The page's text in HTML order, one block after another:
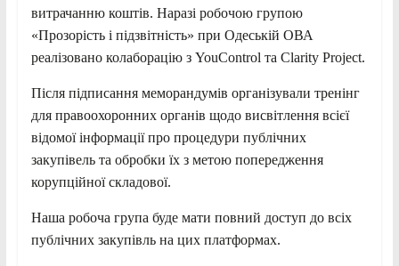
витрачанню коштів. Наразі робочою групою
«Прозорість і підзвітність» при Одеській ОВА
реалізовано колаборацію з YouControl та Clarity Project.
Після підписання меморандумів організували тренінг
для правоохоронних органів щодо висвітлення всієї
відомої інформації про процедури публічних
закупівель та обробки їх з метою попередження
корупційноїскладової.
Наша робоча група буде мати повний доступ до всіх
публічних закупівль на цих платформах.